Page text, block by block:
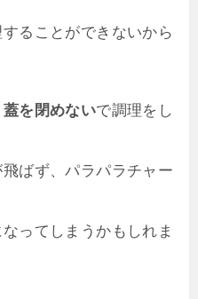
ることができないから
蓋を閉めないで調理をし
ばず、パラパラチャー
ってしまうかもしれま